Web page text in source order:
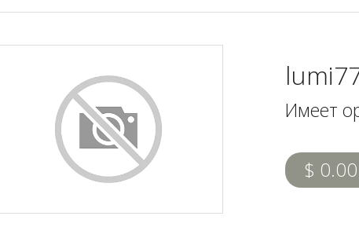
Имеет
$ 0.00